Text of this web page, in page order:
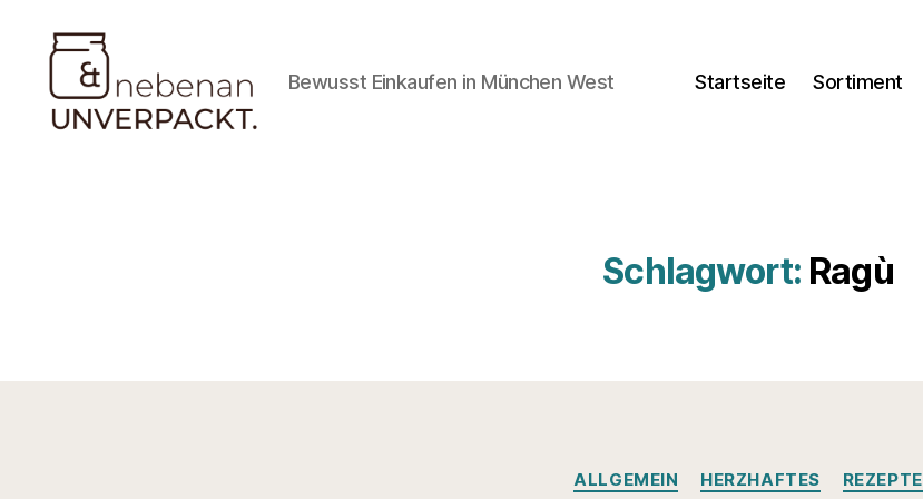
Bewusst Einkaufen in München West Startseite Sortiment
Schlagwort: Ragù
Kategorien
ALLGEMEIN HERZHAFTES REZEPTE